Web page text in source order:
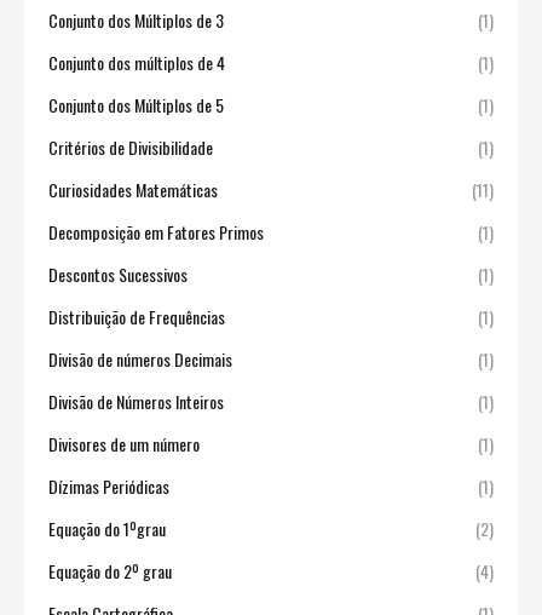
Conjunto dos Múltiplos de 3
(1)
Conjunto dos múltiplos de 4
(1)
Conjunto dos Múltiplos de 5
(1)
Critérios de Divisibilidade
(1)
Curiosidades Matemáticas
(11)
Decomposição em Fatores Primos
(1)
Descontos Sucessivos
(1)
Distribuição de Frequências
(1)
Divisão de números Decimais
(1)
Divisão de Números Inteiros
(1)
Divisores de um número
(1)
Dízimas Periódicas
(1)
Equação do 1ºgrau
(2)
Equação do 2º grau
(4)